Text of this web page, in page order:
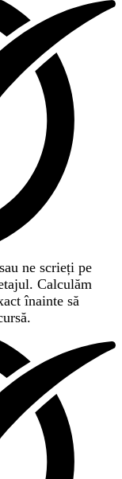
ne scrieți pe
Calculăm
înainte să